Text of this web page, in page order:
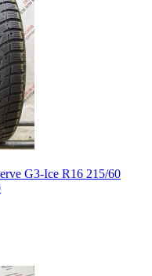
G3-Ice R16 215/60